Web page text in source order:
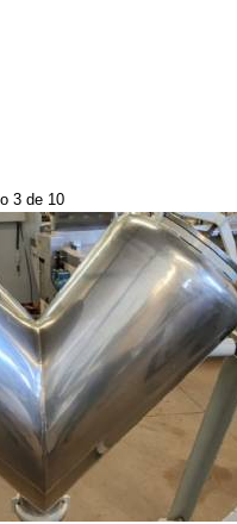
3 de 10